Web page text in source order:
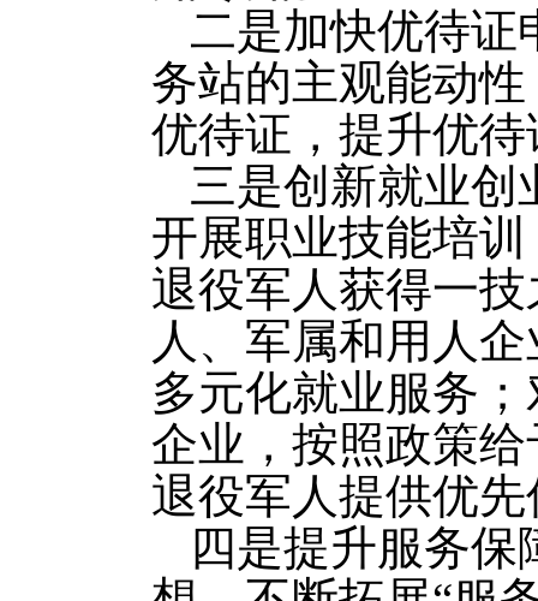
二是加快优待证
务站的主观能动
优待证，提升优
三是创新就业创
开展职业技能培训
退役军人获得一
人、军属和用人
多元化就业服务
企业，按照政策
退役军人提供优
四是提升服务